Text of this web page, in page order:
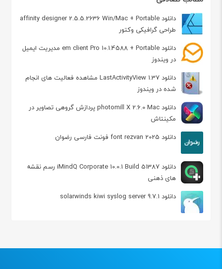
دانلود affinity designer 2.5.5.2636 Win/Mac + Portable
طراحی گرافیکی وکتور
دانلود em client Pro 10.1.4588 + Portable مدیریت ایمیل
در ویندوز
دانلود LastActivityView 1.37 مشاهده فعالیت های انجام
شده در ویندوز
دانلود photomill X 2.6.0 Mac پردازش‌ گروهی تصاویر در
مکینتاش
دانلود font rezvan 2025 فونت فارسی رضوان
دانلود iMindQ Corporate 10.0.1 Build 51387 رسم نقشه
های ذهنی
دانلود solarwinds kiwi syslog server 9.7.1